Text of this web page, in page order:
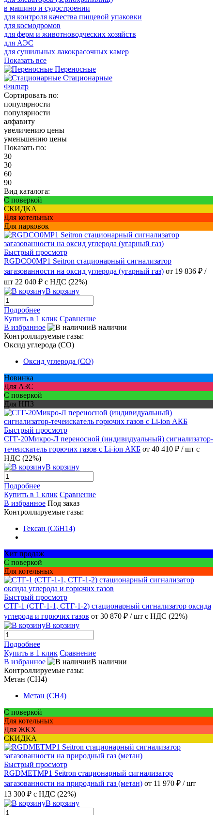
в машино и судостроении
для контроля качества пищевой упаковки
для космодромов
для ферм и животноводческих хозяйств
для АЭС
для сушильных лакокрасочных камер
Показать все
Переносные
Стационарные
Фильтр
Сортировать по:
популярности
популярности
алфавиту
увеличению цены
уменьшению цены
Показать по:
30
30
60
90
Вид каталога:
С поверкой
СКИДКА
Для котельных
Для парковок
Быстрый просмотр
RGDCO0MP1 Seitron стационарный сигнализатор
загазованности на оксид углерода (угарный газ) от 19 836 ₽ /
шт 22 040 ₽ с НДС (22%)
В корзину
Подробнее
Купить в 1 клик Сравнение
В избранное
В наличии
Контроллируемые газы:
Оксид углерода (CO)
Оксид углерода (CO)
Новинка
Для АЗС
С поверкой
Для НПЗ
Быстрый просмотр
СГГ-20Микро-Л переносной (индивидуальный) сигнализатор-
течеискатель горючих газов с Li-ion АКБ от 40 410 ₽ / шт с
НДС (22%)
В корзину
Подробнее
Купить в 1 клик Сравнение
В избранное Под заказ
Контроллируемые газы:
Гексан (C6H14)
Хит продаж
С поверкой
Для котельных
Быстрый просмотр
СТГ-1 (СТГ-1-1, СТГ-1-2) стационарный сигнализатор оксида
углерода и горючих газов от 30 870 ₽ / шт с НДС (22%)
В корзину
Подробнее
Купить в 1 клик Сравнение
В избранное
В наличии
Контроллируемые газы:
Метан (CH4)
Метан (CH4)
С поверкой
Для котельных
Для ЖКХ
СКИДКА
Быстрый просмотр
RGDMETMP1 Seitron стационарный сигнализатор
загазованности на природный газ (метан) от 11 970 ₽ / шт
13 300 ₽ с НДС (22%)
В корзину